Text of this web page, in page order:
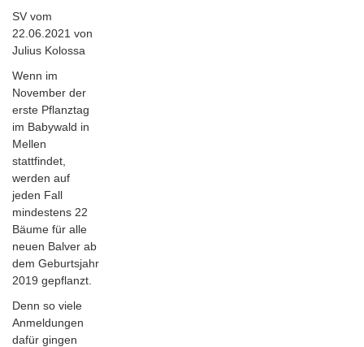
SV vom
22.06.2021 von
Julius Kolossa
Wenn im
November der
erste Pflanztag
im Babywald in
Mellen
stattfindet,
werden auf
jeden Fall
mindestens 22
Bäume für alle
neuen Balver ab
dem Geburtsjahr
2019 gepflanzt.
Denn so viele
Anmeldungen
dafür gingen